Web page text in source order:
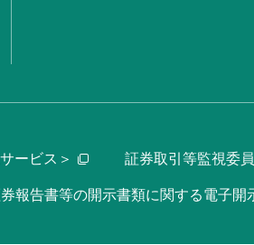
ービス＞ 証券取引等監視委
報告書等の開示書類に関する電子開